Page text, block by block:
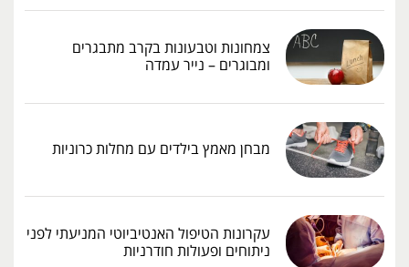
צמחונות וטבעונות בקרב מתבגרים
ומבוגרים – נייר עמדה
מבחן מאמץ בילדים עם מחלות כרוניות
עקרונות הטיפול האנטיביוטי המניעתי לפני
ניתוחים ופעולות חודרניות